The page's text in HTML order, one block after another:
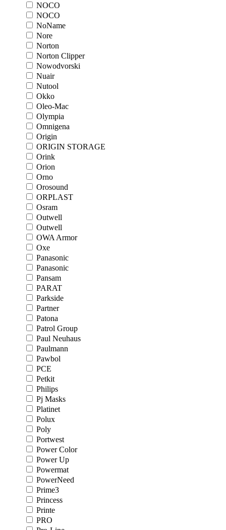
NOCO
NOCO
NoName
Nore
Norton
Norton Clipper
Nowodvorski
Nuair
Nutool
Okko
Oleo-Mac
Olympia
Omnigena
Origin
ORIGIN STORAGE
Orink
Orion
Orno
Orosound
ORPLAST
Osram
Outwell
Outwell
OWA Armor
Oxe
Panasonic
Panasonic
Pansam
PARAT
Parkside
Partner
Patona
Patrol Group
Paul Neuhaus
Paulmann
Pawbol
PCE
Petkit
Philips
Pj Masks
Platinet
Polux
Poly
Portwest
Power Color
Power Up
Powermat
PowerNeed
Prime3
Princess
Printe
PRO